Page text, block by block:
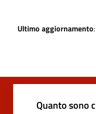
Ultimo aggiornamento
Quanto sono